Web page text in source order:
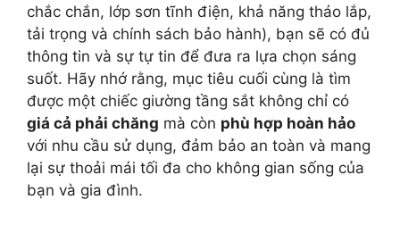
chắc chắn, lớp sơn tĩnh điện, khả năng tháo lắp,
tải trọng và chính sách bảo hành), bạn sẽ có đủ
thông tin và sự tự tin để đưa ra lựa chọn sáng
suốt. Hãy nhớ rằng, mục tiêu cuối cùng là tìm
được một chiếc giường tầng sắt không chỉ có
giá cả phải chăng mà còn phù hợp hoàn hảo
với nhu cầu sử dụng, đảm bảo an toàn và mang
lại sự thoải mái tối đa cho không gian sống của
bạn và gia đình.